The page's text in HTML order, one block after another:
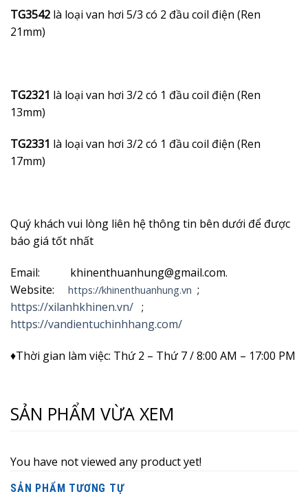
TG3542 là loại van hơi 5/3 có 2 đầu coil điện (Ren
21mm)
TG2321 là loại van hơi 3/2 có 1 đầu coil điện (Ren
13mm)
TG2331 là loại van hơi 3/2 có 1 đầu coil điện (Ren
17mm)
Quý khách vui lòng liên hệ thông tin bên dưới để được
báo giá tốt nhất
Email: khinenthuanhung@gmail.com.
Website: https://khinenthuanhung.vn ;
https://xilanhkhinen.vn/ ;
https://vandientuchinhhang.com/
♦Thời gian làm việc: Thứ 2 – Thứ 7 / 8:00 AM – 17:00 PM
SẢN PHẨM VỪA XEM
You have not viewed any product yet!
SẢN PHẨM TƯƠNG TỰ